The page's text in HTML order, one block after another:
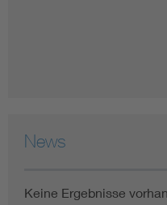
News
Keine Ergebnisse